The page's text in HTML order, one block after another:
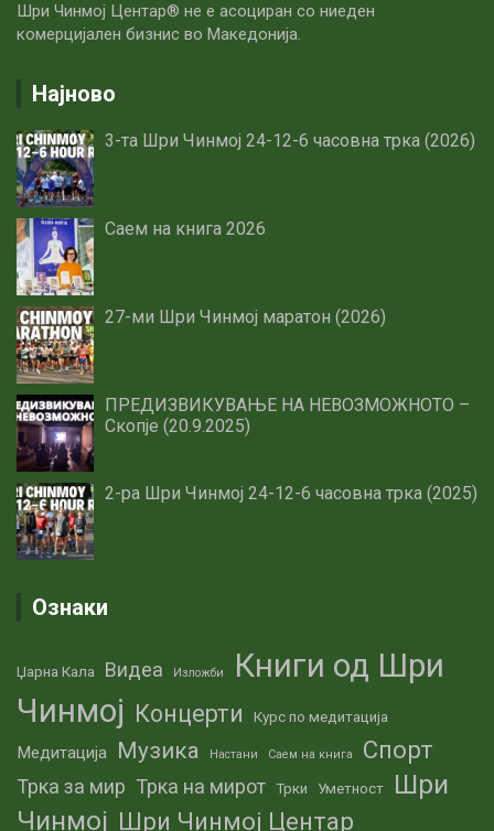
Шри Чинмој Центар® не е асоциран со ниеден
комерцијален бизнис во Македонија.
Најново
3-та Шри Чинмој 24-12-6 часовна трка (2026)
Саем на книга 2026
27-ми Шри Чинмој маратон (2026)
ПРЕДИЗВИКУВАЊЕ НА НЕВОЗМОЖНОТО –
Скопје (20.9.2025)
2-ра Шри Чинмој 24-12-6 часовна трка (2025)
Ознаки
Џарна Кала Видеа Изложби
Книги од Шри
Чинмој Концерти Курс по медитација
Медитација Музика Настани Саем на книга Спорт
Трка за мир Трка на мирот Трки Уметност
Шри
Чинмој Шри Чинмој Центар